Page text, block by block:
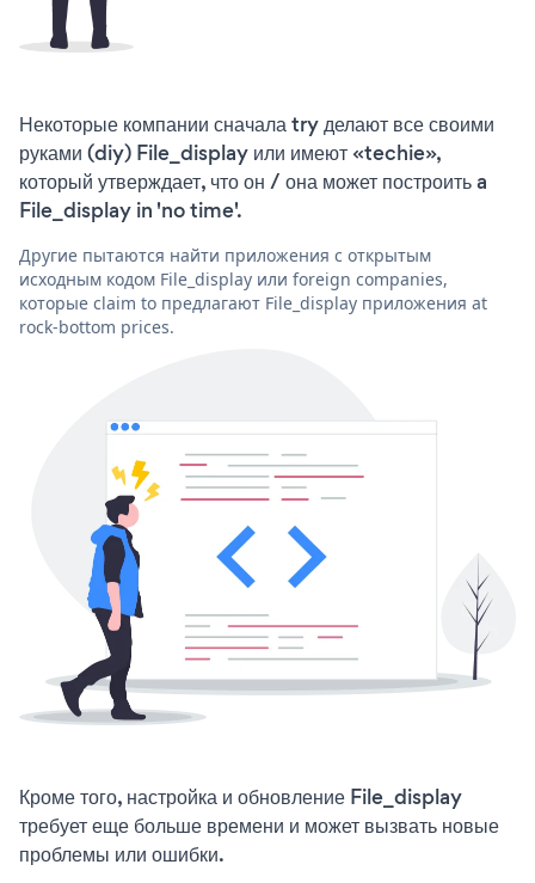
Некоторые компании сначала try делают все своими
руками (diy) File_display или имеют «techie»,
который утверждает, что он / она может построить a
File_display in 'no time'.
Другие пытаются найти приложения с открытым
исходным кодом File_display или foreign companies,
которые claim to предлагают File_display приложения at
rock-bottom prices.
Кроме того, настройка и обновление File_display
требует еще больше времени и может вызвать новые
проблемы или ошибки.